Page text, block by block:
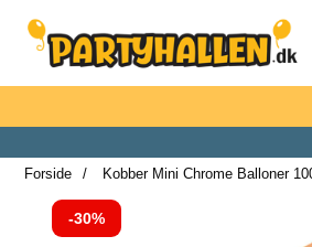
Startside for Partyhallen AB
Forside
Kobber Mini Chrome Balloner
Prisen er reduceret med
-30%